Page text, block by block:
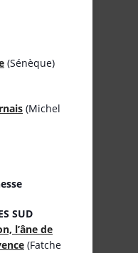
(Sénèque)
(Michel
SUD
l’âne de
(Fatche